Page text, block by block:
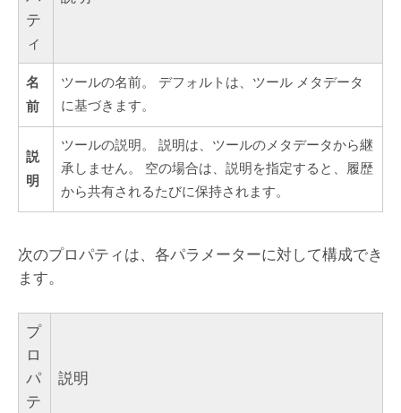
テ
ィ
名
前
ツールの名前。 デフォルトは、ツール メタデータ
に基づきます。
説
明
ツールの説明。 説明は、ツールのメタデータから継
承しません。 空の場合は、説明を指定すると、履歴
から共有されるたびに保持されます。
次のプロパティは、各パラメーターに対して構成でき
ます。
プ
ロ
パ
テ
説明